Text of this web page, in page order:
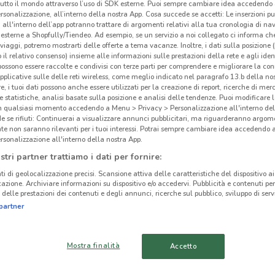
il mondo attraverso l’uso di SDK esterne. Puoi sempre cambiare idea accedendo
all’interno della nostra App. Cosa succede se accetti: Le inserzioni
all'interno dell’app potranno trattare di argomenti relativi alla tua cronologia di
a Shopfully/Tiendeo. Ad esempio, se un servizio a noi collegato ci informa
potremo mostrarti delle offerte a tema vacanze. Inoltre, i dati sulla posizione
il relativo consenso) insieme alle informazioni sulle prestazioni della rete e agli
essere raccolte e condivisi con terze parti per comprendere e migliorare la
sulle delle reti wireless, come meglio indicato nel paragrafo 13.b della
i tuoi dati possono anche essere utilizzati per la creazione di report, ricerche di
statistiche, analisi basate sulla posizione e analisi delle tendenze. Puoi modificare
qualsiasi momento accedendo a Menu > Privacy > Personalizzazione all'interno
se rifiuti: Continuerai a visualizzare annunci pubblicitari, ma riguarderanno
non saranno rilevanti per i tuoi interessi. Potrai sempre cambiare idea accedendo
all'interno della nostra App.
partner trattiamo i dati per fornire:
di geolocalizzazione precisi. Scansione attiva delle caratteristiche del dispositivo
Archiviare informazioni su dispositivo e/o accedervi. Pubblicità e contenuti
prestazioni dei contenuti e degli annunci, ricerche sul pubblico, sviluppo di
Mostra finalità Accetto